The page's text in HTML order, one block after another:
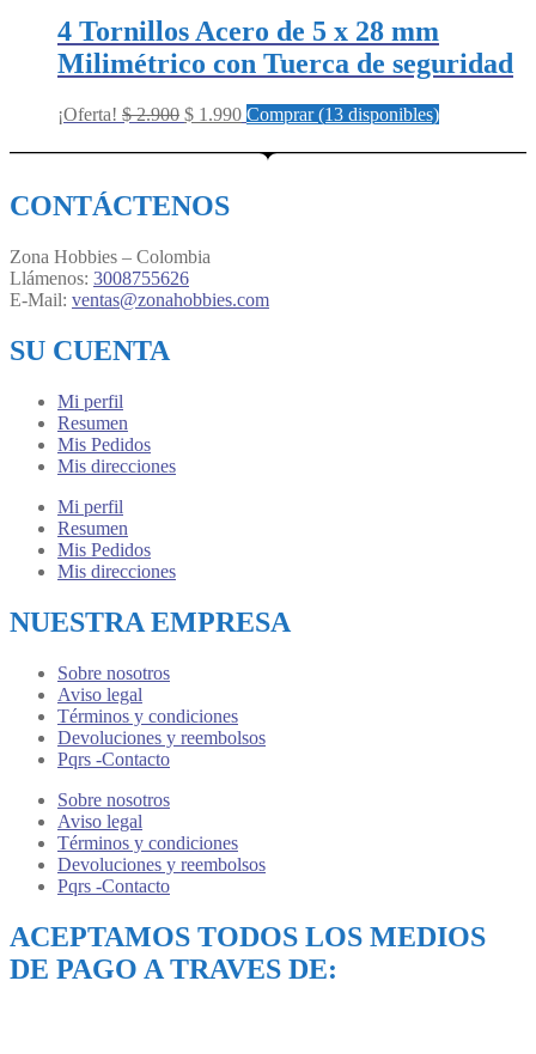
4 Tornillos Acero de 5 x 28 mm
Milimétrico con Tuerca de seguridad
¡Oferta! $2.900 Original
was:
$ 1.990Current
is:
Comprar (13 disponibles)
CONTÁCTENOS
Zona Hobbies – Colombia
Llámenos: 3008755626
E-Mail: ventas@zonahobbies.com
SU CUENTA
Mi perfil
Resumen
Mis Pedidos
Mis direcciones
Mi perfil
Resumen
Mis Pedidos
Mis direcciones
NUESTRA EMPRESA
Sobre nosotros
Aviso legal
Términos y condiciones
Devoluciones y reembolsos
Pqrs -Contacto
Sobre nosotros
Aviso legal
Términos y condiciones
Devoluciones y reembolsos
Pqrs -Contacto
ACEPTAMOS TODOS LOS MEDIOS
DE PAGO A TRAVES DE: